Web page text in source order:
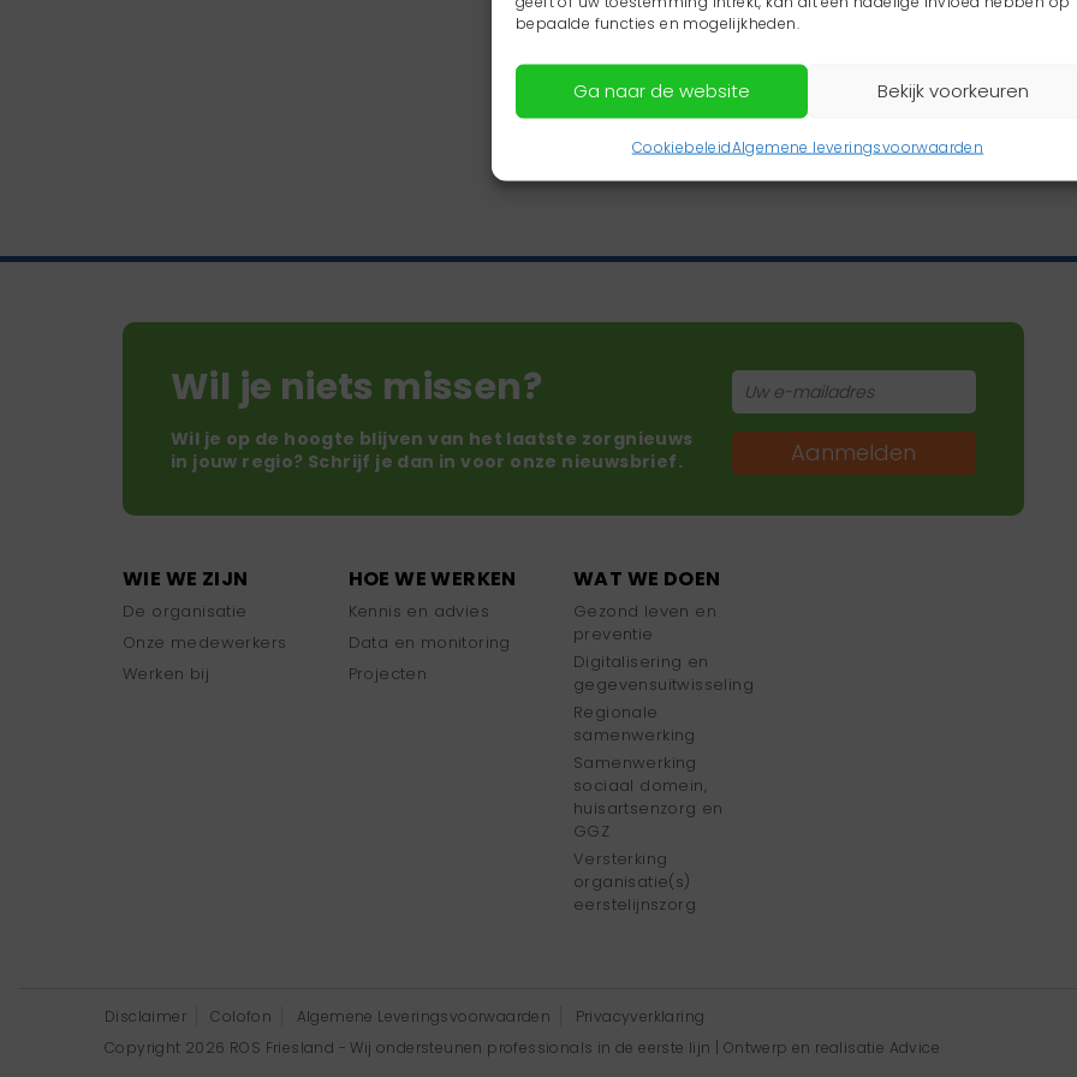
bepaalde functies en mogelijkheden.
Ga naar de website Bekijk voorkeuren
CookiebeleidAlgemene leveringsvoorwaarden
Wil je niets missen?
Wil je op de hoogte blijven van het laatste zorgnieuws
in jouw regio? Schrijf je dan in voor onze nieuwsbrief.
Aanmelden
WIE WE ZIJN
De organisatie
Onze medewerkers
Werken bij
HOE WE WERKEN
Kennis en advies
Data en monitoring
Projecten
WAT WE DOEN
Gezond leven en
preventie
Digitalisering en
gegevensuitwisseling
Regionale
samenwerking
Samenwerking
sociaal domein,
huisartsenzorg en
GGZ
Versterking
organisatie(s)
eerstelijnszorg
Disclaimer Colofon Algemene Leveringsvoorwaarden
Privacyverklaring
Copyright 2026 ROS Friesland - Wij ondersteunen professionals in de eerste lijn | Ontwerp en realisatie Advice